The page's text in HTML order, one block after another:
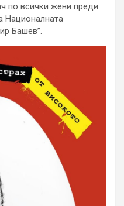
по всички жени преди
Националната
Башев”.